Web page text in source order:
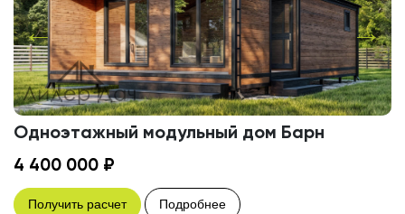
Одноэтажный модульный дом Барн
4 400 000 ₽
Получить расчет Подробнее